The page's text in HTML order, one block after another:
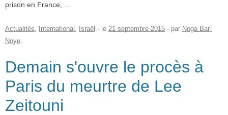
prison en France, ...
Actualités, International , Israël - le 21 septembre 2015 - par Noga Bar-
Noye.
Demain s'ouvre le procès à
Paris du meurtre de Lee
Zeitouni